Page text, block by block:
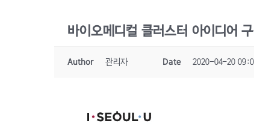
바이오메디컬 클러스터 아이디어
Author 관리자 Date 2020-04-20